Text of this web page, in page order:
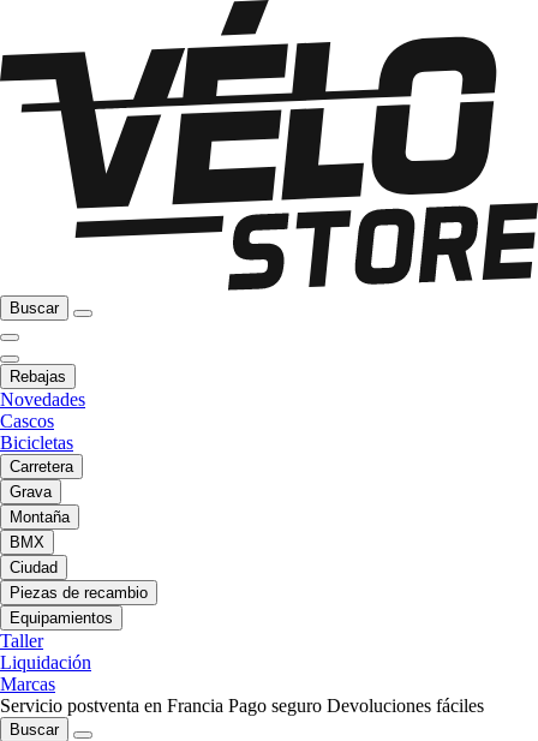
Buscar
Rebajas
Novedades
Cascos
Bicicletas
Carretera
Grava
Montaña
BMX
Ciudad
Piezas de recambio
Equipamientos
Taller
Liquidación
Marcas
Servicio postventa en Francia Pago seguro Devoluciones fáciles
Buscar